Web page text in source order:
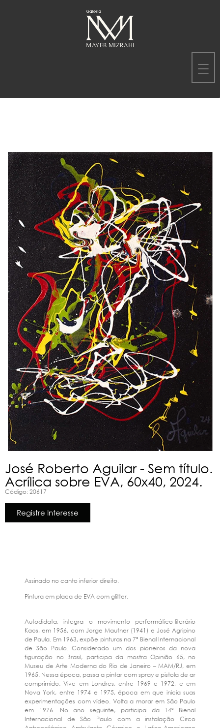
José Roberto Aguilar - Sem título.
Acrílica sobre EVA, 60x40, 2024.
Código: 20617
Registre Interesse
Assinado no canto inferior direito.
Pintura em placa de EVA com glitter.
Autodidata, integra o movimento performático-literário
Kaos, em 1956, com Jorge Mautner (1941) e José Agripino
de Paula. Em 1963, expõe pinturas na 7ª Bienal Internacional
de São Paulo. Considerado um dos pioneiros da nova
figuração no Brasil, participa da mostra Opinião 65, no
Museu de Arte Moderna do Rio de Janeiro – MAM/RJ, em
1965. Nessa época, passa a pintar com spray e pistola de ar
comprimido. Vive em Londres, entre 1969 e 1972, e em
Nova York, entre 1974 e 1975, época em que inicia suas
experimentações com vídeo. Volta a morar em São Paulo
em 1976. No ano seguinte, participa da 14ª Bienal
Internacional de São Paulo com a instalação Circo